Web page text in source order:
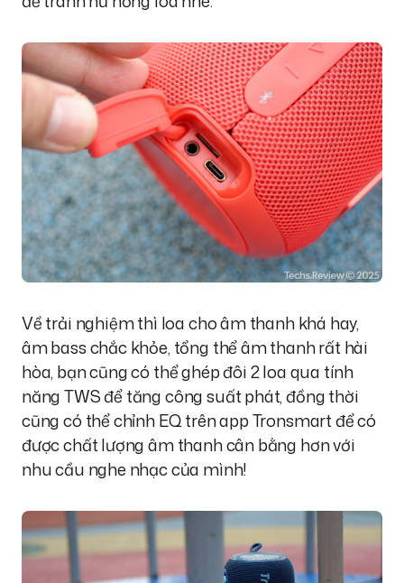
Về trải nghiệm thì loa cho âm thanh khá hay,
âm bass chắc khỏe, tổng thể âm thanh rất hài
hòa, bạn cũng có thể ghép đôi 2 loa qua tính
năng TWS để tăng công suất phát, đồng thời
cũng có thể chỉnh EQ trên app Tronsmart để có
được chất lượng âm thanh cân bằng hơn với
nhu cầu nghe nhạc của mình!